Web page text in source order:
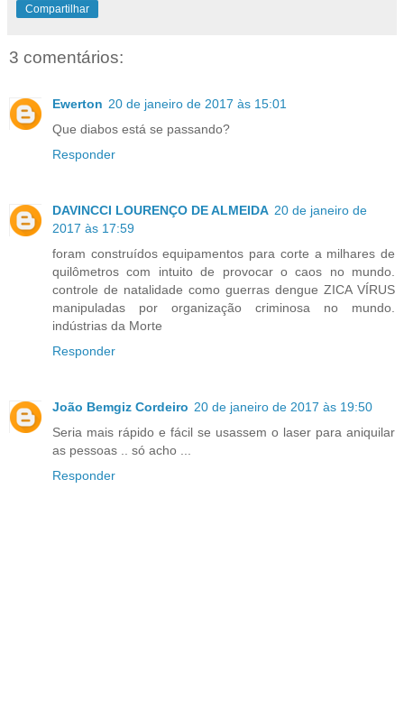
Compartilhar
3 comentários:
Ewerton 20 de janeiro de 2017 às 15:01
Que diabos está se passando?
Responder
DAVINCCI LOURENÇO DE ALMEIDA 20 de janeiro de
2017 às 17:59
foram construídos equipamentos para corte a milhares de
quilômetros com intuito de provocar o caos no mundo.
controle de natalidade como guerras dengue ZICA VÍRUS
manipuladas por organização criminosa no mundo.
indústrias da Morte
Responder
João Bemgiz Cordeiro 20 de janeiro de 2017 às 19:50
Seria mais rápido e fácil se usassem o laser para aniquilar
as pessoas .. só acho ...
Responder